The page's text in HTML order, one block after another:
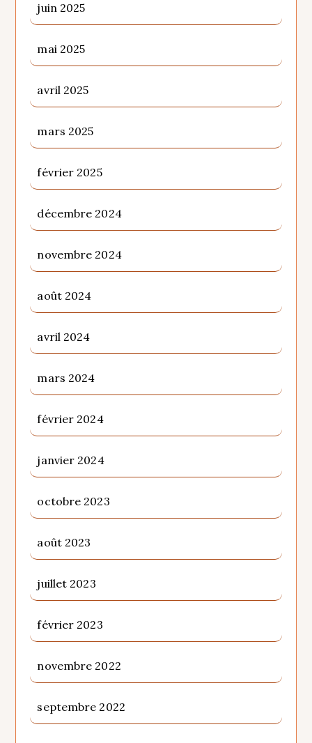
juin 2025
mai 2025
avril 2025
mars 2025
février 2025
décembre 2024
novembre 2024
août 2024
avril 2024
mars 2024
février 2024
janvier 2024
octobre 2023
août 2023
juillet 2023
février 2023
novembre 2022
septembre 2022